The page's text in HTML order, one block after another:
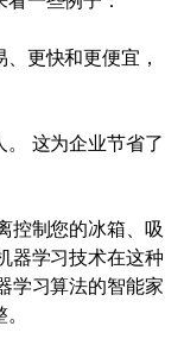
更快和更便宜，
这为企业节省了
控制您的冰箱、吸
器学习技术在这种
学习算法的智能家